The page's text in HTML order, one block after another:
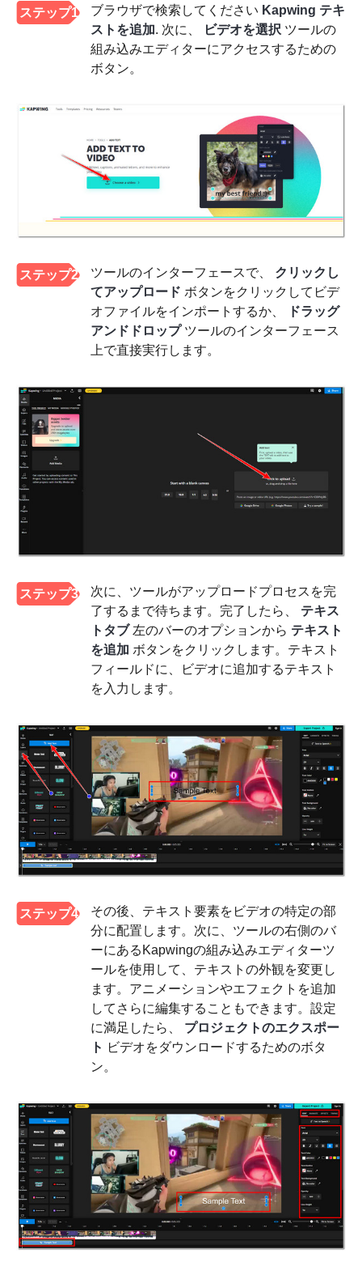
ステップ1 ブラウザで検索してください Kapwing テキ
ストを追加. 次に、 ビデオを選択 ツールの
組み込みエディターにアクセスするための
ボタン。
ステップ2 ツールのインターフェースで、 クリックし
てアップロード ボタンをクリックしてビデ
オファイルをインポートするか、
ドラッグ
アンドドロップツールのインターフェース
上で直接実行します。
ステップ3
次に、ツールがアップロードプロセスを完
了するまで待ちます。完了したら、 テキス
トタブ左のバーのオプションから テキスト
を追加 ボタンをクリックします。テキスト
フィールドに、ビデオに追加するテキスト
を入力します。
ステップ4
その後、テキスト要素をビデオの特定の部
分に配置します。次に、ツールの右側のバ
ーにあるKapwingの組み込みエディターツ
ールを使用して、テキストの外観を変更し
ます。アニメーションやエフェクトを追加
してさらに編集することもできます。設定
に満足したら、 プロジェクトのエクスポー
ト ビデオをダウンロードするためのボタ
ン。